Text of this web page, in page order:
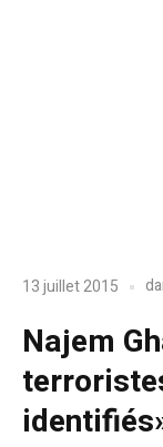
13 juillet 2015
Najem